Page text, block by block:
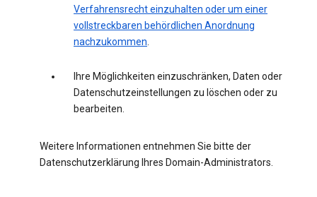
Verfahrensrecht einzuhalten oder um einer
vollstreckbaren behördlichen Anordnung
nachzukommen.
Ihre Möglichkeiten einzuschränken, Daten oder
Datenschutzeinstellungen zu löschen oder zu
bearbeiten.
Weitere Informationen entnehmen Sie bitte der
Datenschutzerklärung Ihres Domain-Administrators.